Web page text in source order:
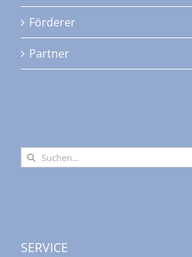
Förderer
Partner
Suche
nach:
SERVICE